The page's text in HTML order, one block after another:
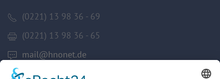
(0221) 13 98 36 - 69
(0221) 13 98 36 - 65
mail@hnonet.de
Services